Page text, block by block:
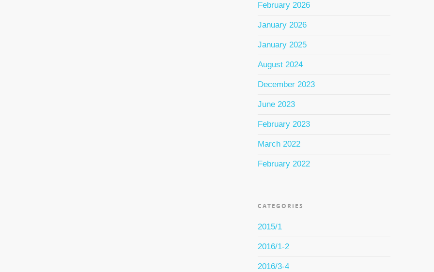
February 2026
January 2026
January 2025
August 2024
December 2023
June 2023
February 2023
March 2022
February 2022
CATEGORIES
2015/1
2016/1-2
2016/3-4